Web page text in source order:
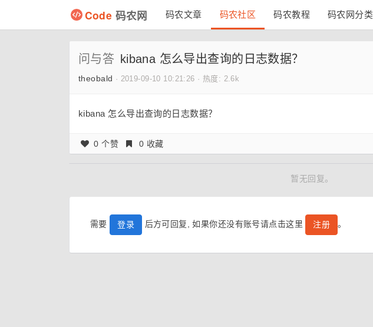
Code 码农网 码农文章 码农社区 码农教程 码农网分类
问与答 kibana 怎么导出查询的日志数据？
theobald · 2019-09-10 10:21:26 · 热度: 2.6k
kibana 怎么导出查询的日志数据？
0 个赞 0 收藏
暂无回复。
需要 登录 后方可回复, 如果你还没有账号请点击这里 注册 。